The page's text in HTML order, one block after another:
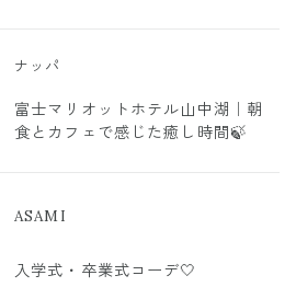
ナッパ
富士マリオットホテル山中湖｜朝
食とカフェで感じた癒し時間🍃
ASAMI
入学式・卒業式コーデ🤍